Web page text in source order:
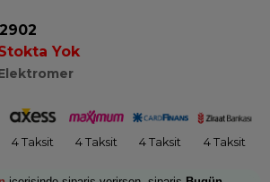
2902
Yok
4 Taksit 4 Taksit 4 Taksit 4 Taksit